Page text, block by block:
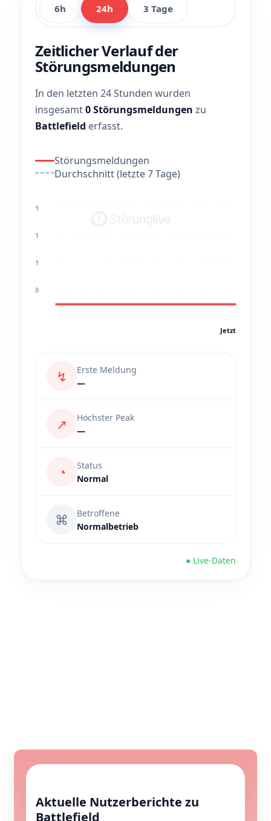
6h 24h 3 Tage
Zeitlicher Verlauf der
Störungsmeldungen
In den letzten 24 Stunden wurden
insgesamt0 Störungsmeldungen zu
Battlefield erfasst.
Störungsmeldungen
Durchschnitt (letzte 7 Tage)
1
1
1
0
Jetzt
↯
Erste Meldung
—
↗
Höchster Peak
—
◔
Status
Normal
⌘
Betroffene
Normalbetrieb
● Live-Daten
Aktuelle Nutzerberichte zu
Battlefield